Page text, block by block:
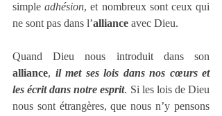
simple adhésion, et nombreux sont ceux qui
ne sont pas dans l’alliance avec Dieu.
alliance, il met ses lois dans nos cœurs et
les écrit dans notre esprit. Si les lois de Dieu
nous sont étrangères, que nous n’y pensons